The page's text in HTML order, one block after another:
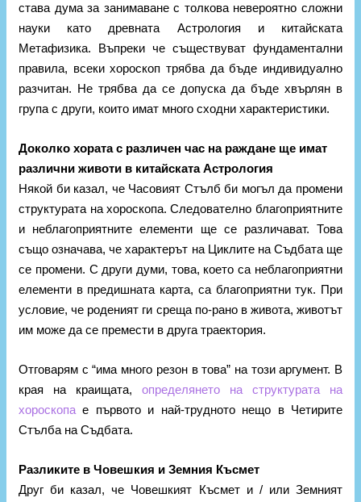
става дума за занимаване с толкова невероятно сложни
науки като древната Астрология и китайската
Метафизика. Въпреки че съществуват фундаментални
правила, всеки хороскоп трябва да бъде индивидуално
разчитан. Не трябва да се допуска да бъде хвърлян в
група с други, които имат много сходни характеристики.
Доколко хората с различен час на раждане ще имат
различни животи в китайската Астрология
Някой би казал, че Часовият Стълб би могъл да промени
структурата на хороскопа. Следователно благоприятните
и неблагоприятните елементи ще се различават. Това
също означава, че характерът на Циклите на Съдбата ще
се промени. С други думи, това, което са неблагоприятни
елементи в предишната карта, са благоприятни тук. При
условие, че роденият ги среща по-рано в живота, животът
им може да се премести в друга траектория.
Отговарям с “има много резон в това” на този аргумент. В
края на краищата, определянето на структурата на
хороскопа е първото и най-трудното нещо в Четирите
Стълба на Съдбата.
Разликите в Човешкия и Земния Късмет
Друг би казал, че Човешкият Късмет и / или Земният